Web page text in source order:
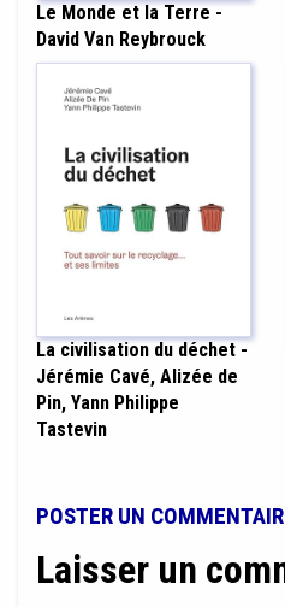
Le Monde et la Terre -
David Van Reybrouck
La civilisation du déchet -
Jérémie Cavé, Alizée de
Pin, Yann Philippe
Tastevin
POSTER UN
Laisser un